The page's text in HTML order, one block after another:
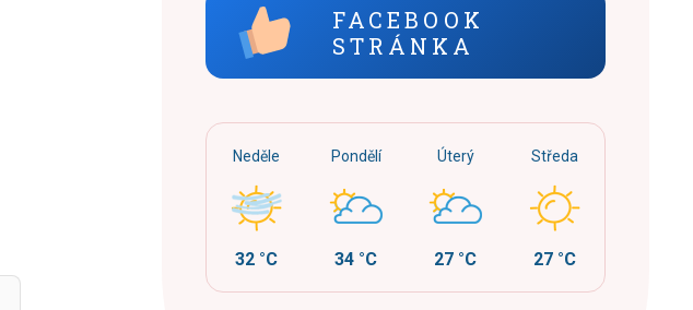
FACEBOOK
STRÁNKA
Neděle
32 °C
Pondělí
34 °C
Úterý
27 °C
Středa
27 °C